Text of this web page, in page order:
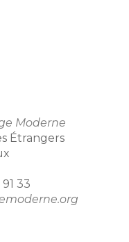
Moderne
Étrangers
33